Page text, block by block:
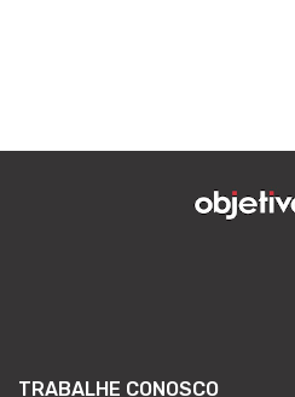
TRABALHE CONOSCO